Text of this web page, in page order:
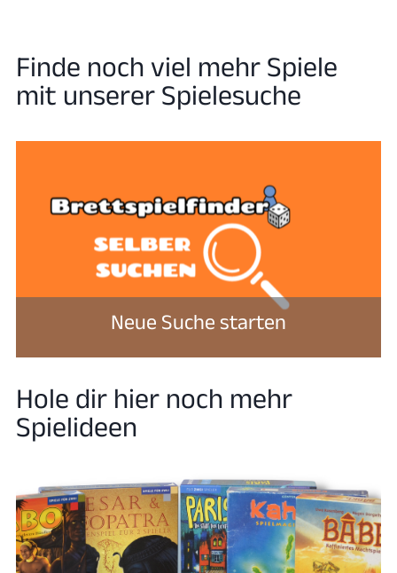
Finde noch viel mehr Spiele
mit unserer Spielesuche
Neue Suche starten
Hole dir hier noch mehr
Spielideen